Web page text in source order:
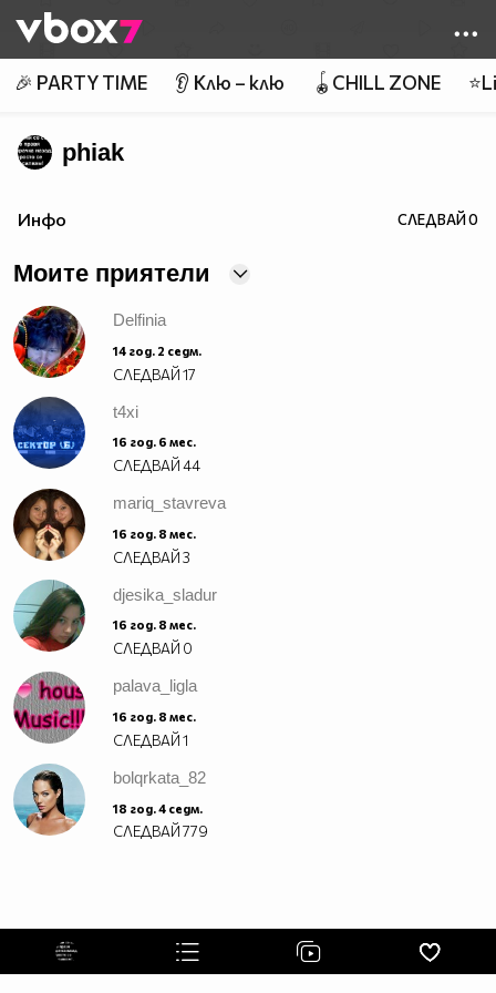
👾
🎉 PARTY TIME 👂 Клю – клю 🪀CHILL ZONE
phiak
Инфо СЛЕДВАЙ0
Моите приятели
Delfinia
14 год. 2 седм.
СЛЕДВАЙ17
t4xi
16 год. 6 мес.
СЛЕДВАЙ44
mariq_stavreva
16 год. 8 мес.
СЛЕДВАЙ3
djesika_sladur
16 год. 8 мес.
СЛЕДВАЙ 0
palava_ligla
16 год. 8 мес.
СЛЕДВАЙ1
bolqrkata_82
18 год. 4 седм.
СЛЕДВАЙ779